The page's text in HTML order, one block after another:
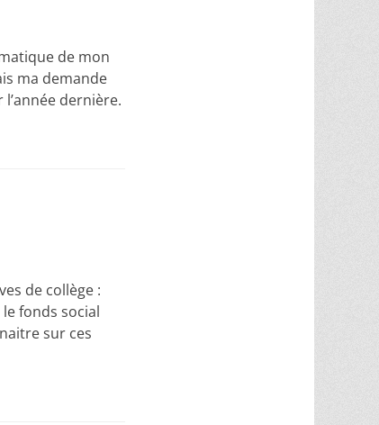
de mon
ma demande
dernière.
de collège :
fonds social
sur ces